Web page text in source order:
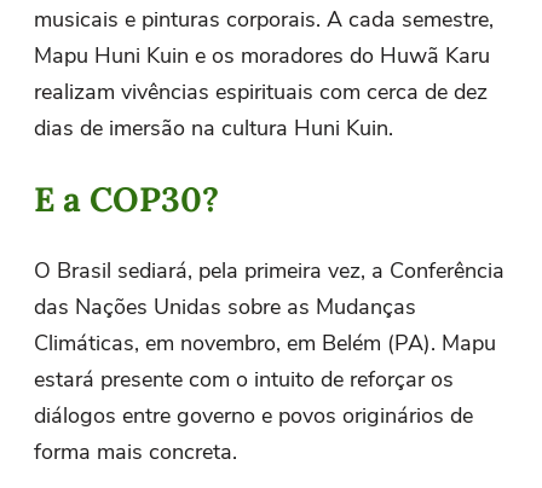
musicais e pinturas corporais. A cada semestre,
Mapu Huni Kuin e os moradores do Huwã Karu
realizam vivências espirituais com cerca de dez
dias de imersão na cultura Huni Kuin.
E a COP30?
O Brasil sediará, pela primeira vez, a Conferência
das Nações Unidas sobre as Mudanças
Climáticas, em novembro, em Belém (PA). Mapu
estará presente com o intuito de reforçar os
diálogos entre governo e povos originários de
forma mais concreta.